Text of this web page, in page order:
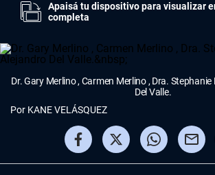
Apaisá tu dispositivo para visualizar
completa
Por KANE VELÁSQUEZ
Dr. Gary Merlino , Carmen Merlino , Dra. Stephanie
Del Valle.